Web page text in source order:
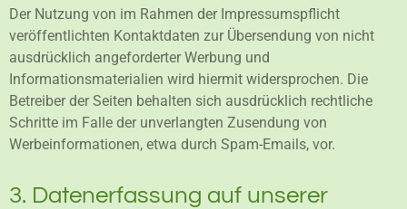
Der Nutzung von im Rahmen der Impressumspflicht
veröffentlichten Kontaktdaten zur Übersendung von nicht
ausdrücklich angeforderter Werbung und
Informationsmaterialien wird hiermit widersprochen. Die
Betreiber der Seiten behalten sich ausdrücklich rechtliche
Schritte im Falle der unverlangten Zusendung von
Werbeinformationen, etwa durch Spam-Emails, vor.
3. Datenerfassung auf unserer